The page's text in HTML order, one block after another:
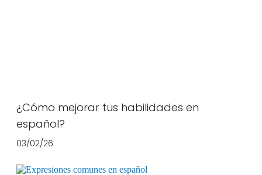
¿Cómo mejorar tus habilidades en
español?
03/02/26